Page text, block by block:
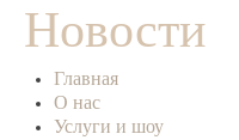
Новости
Главная
О нас
Услуги и шоу